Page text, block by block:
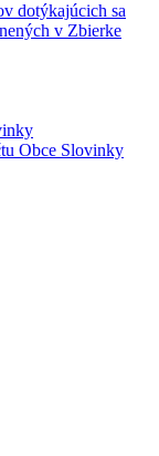
dotýkajúcich sa
v Zbierke
Obce Slovinky